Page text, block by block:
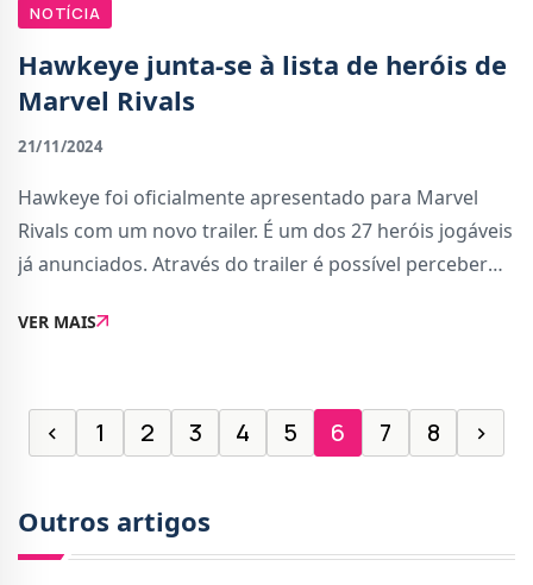
NOTÍCIA
Hawkeye junta-se à lista de heróis de
Marvel Rivals
21/11/2024
Hawkeye foi oficialmente apresentado para Marvel
Rivals com um novo trailer. É um dos 27 heróis jogáveis
já anunciados. Através do trailer é possível perceber
distância, mas não fica atrás no
VER MAIS
‹ 1 2 3 4 5 6 7 8 ›
Outros artigos